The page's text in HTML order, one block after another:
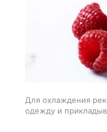
Для охлаждения
одежду и